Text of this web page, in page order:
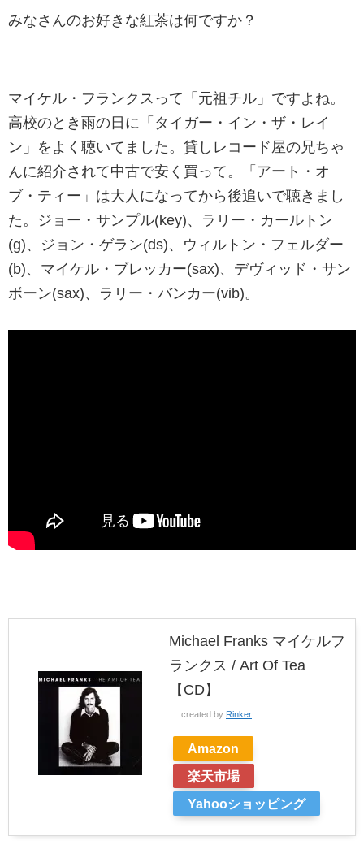
みなさんのお好きな紅茶は何ですか？
マイケル・フランクスって「元祖チル」ですよね。
高校のとき雨の日に「タイガー・イン・ザ・レイ
ン」をよく聴いてました。貸しレコード屋の兄ちゃ
んに紹介されて中古で安く買って。「アート・オ
ブ・ティー」は大人になってから後追いで聴きまし
た。ジョー・サンプル(key)、ラリー・カールトン
(g)、ジョン・ゲラン(ds)、ウィルトン・フェルダー
(b)、マイケル・ブレッカー(sax)、デヴィッド・サン
ボーン(sax)、ラリー・バンカー(vib)。
Michael Franks マイケルフ
ランクス / Art Of Tea
【CD】
created by Rinker
Amazon
楽天市場
Yahooショッピング